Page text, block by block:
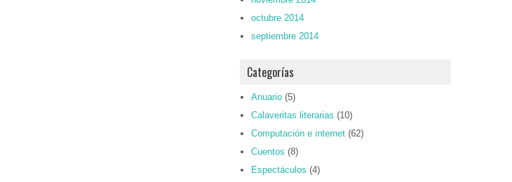
octubre 2014
septiembre 2014
Categorías
Anuario (5)
Calaveritas literarias (10)
Computación e internet (62)
Cuentos (8)
Espectáculos (4)